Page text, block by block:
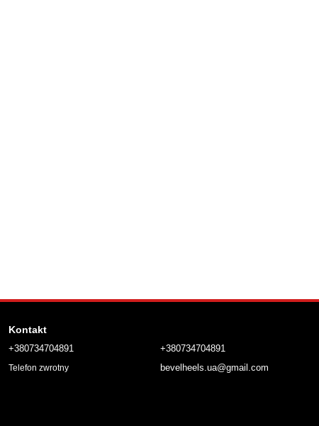
Kontakt
+380734704891
Telefon zwrotny
+380734704891
bevelheels.ua@gmail.com